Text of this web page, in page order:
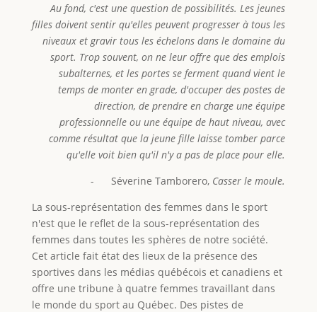
Au fond, c'est une question de possibilités. Les jeunes
filles doivent sentir qu'elles peuvent progresser à tous les
niveaux et gravir tous les échelons dans le domaine du
sport. Trop souvent, on ne leur offre que des emplois
subalternes, et les portes se ferment quand vient le
temps de monter en grade, d'occuper des postes de
direction, de prendre en charge une équipe
professionnelle ou une équipe de haut niveau, avec
comme résultat que la jeune fille laisse tomber parce
qu'elle voit bien qu'il n'y a pas de place pour elle.
- Séverine Tamborero, Casser le moule.
La sous-représentation des femmes dans le sport
n'est que le reflet de la sous-représentation des
femmes dans toutes les sphères de notre société.
Cet article fait état des lieux de la présence des
sportives dans les médias québécois et canadiens et
offre une tribune à quatre femmes travaillant dans
le monde du sport au Québec. Des pistes de